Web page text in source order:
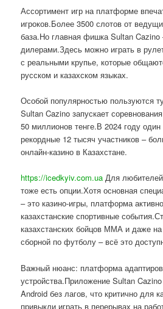
Ассортимент игр на платформе
игроков.Более 3500 слотов от
база.Но главная фишка Sultan
дилерами.Здесь можно играть в
с реальными крупье, которые
русском и казахском языках.
Особой популярностью пользуются
Sultan Cazino запускает
50 миллионов тенге.В 2024 году один
рекордные 12 тысяч участников –
онлайн-казино в Казахстане.
https://icedkyiv.com.ua Для
тоже есть опции.Хотя основная
– это казино-игры, платформа
казахстанские спортивные
казахстанских бойцов ММА и даже
сборной по футболу – всё это
Важный нюанс: платформа
устройства.Приложение Sultan
Android без лагов, что критично для
привыкли играть в перерывах на